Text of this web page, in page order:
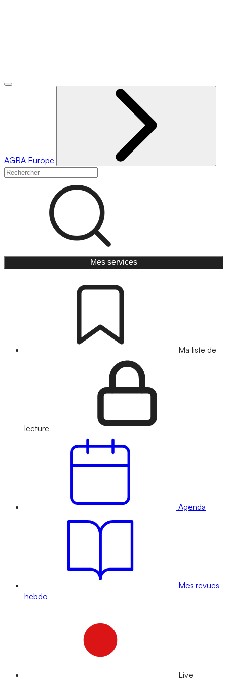
AGRA Europe
Mes services
Ma liste de
lecture
Agenda
Mes revues
hebdo
Live